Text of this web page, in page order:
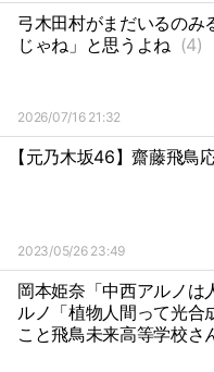
弓木田村がまだいるのみ
じゃね」と思うよね (4)
2026/07/16 21:32
【元乃木坂46】齋藤飛鳥
2023/05/26 23:49
岡本姫奈「中西アルノは
ルノ「植物人間って光合
こと飛鳥未来高等学校さ